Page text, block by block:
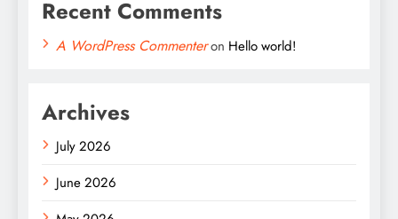
Recent Comments
A WordPress Commenteron Hello world!
Archives
July 2026
June 2026